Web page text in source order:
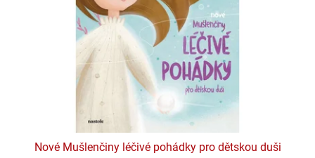
Nové Mušlenčiny léčivé pohádky pro dětskou duši